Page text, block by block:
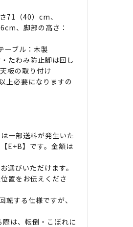
（40）cm、
、脚部の高さ：
ーブル：木製
たわみ防止脚は回し
板の取り付け
上必要になりますの
一部送料が発生いた
E+B】です。金額は
選びいただけます。
置をお伝えくださ
する仕様ですが、
は、転倒・こぼれに